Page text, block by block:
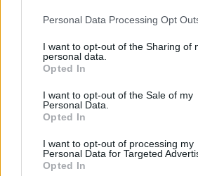
Personal Data Processing Opt
I want to opt-out of the Sharing of
personal data.
Opted In
I want to opt-out of the Sale of my
Personal Data.
Opted In
I want to opt-out of processing my
Personal Data for Targeted
Opted In